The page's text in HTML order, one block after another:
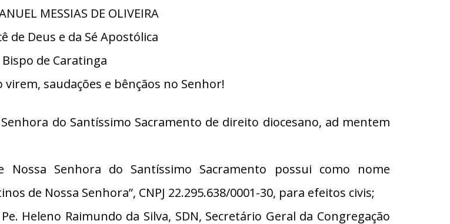
MESSIAS DE OLIVEIRA
de Deus e da Sé Apostólica
Bispo de Caratinga
virem, saudações e bênçãos no Senhor!
do Santíssimo Sacramento de direito diocesano, ad mentem
Nossa Senhora do Santíssimo Sacramento possui como nome
de Nossa Senhora”, CNPJ 22.295.638/0001-30, para efeitos civis;
Heleno Raimundo da Silva, SDN, Secretário Geral da Congregação